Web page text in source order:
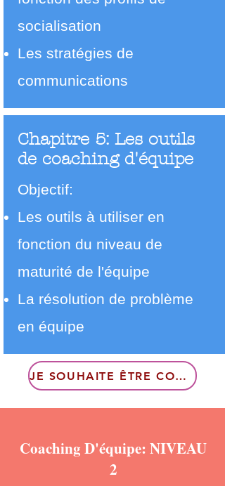
socialisation
Les stratégies de
communications
Chapitre 5: Les outils
de coaching d'équipe
Objectif:
Les outils à utiliser en
fonction du niveau de
maturité de l'équipe
La résolution de problème
en équipe
JE SOUHAITE ÊTRE CONTACTÉ
Coaching D'équipe: NIVEAU
2